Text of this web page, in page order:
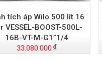
tích áp Wilo 500 lít 16
VESSEL-BOOST-500L-
16B-VT-M-G1”1/4
33.080.000